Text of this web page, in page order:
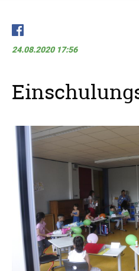
24.08.2020 17:56